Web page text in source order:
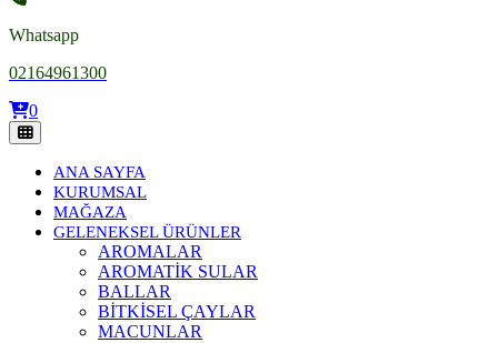
Whatsapp
02164961300
0
ANA SAYFA
KURUMSAL
MAĞAZA
GELENEKSEL ÜRÜNLER
AROMALAR
AROMATİK SULAR
BALLAR
BİTKİSEL ÇAYLAR
MACUNLAR